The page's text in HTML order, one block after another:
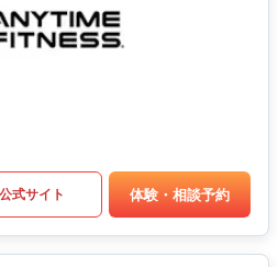
公式サイト 体験・相談予約